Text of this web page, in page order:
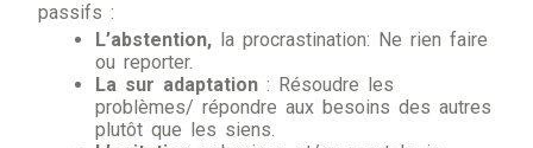
passifs :
L’abstention, la procrastination: Ne rien faire
ou reporter.
La sur adaptation : Résoudre les
problèmes/ répondre aux besoins des autres
plutôt que les siens.